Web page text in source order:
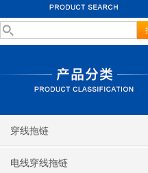
穿线拖链
电线穿线拖链